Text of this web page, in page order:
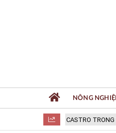
FIDEL CASTRO TRONG TRÁI
NÔNG